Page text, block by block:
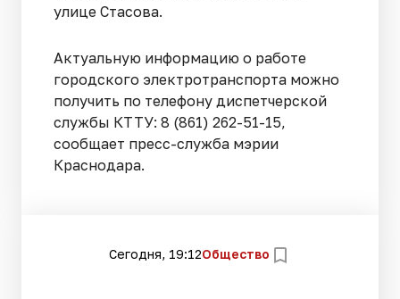
улице Стасова.
Актуальную информацию о работе
городского электротранспорта можно
получить по телефону диспетчерской
службы КТТУ: 8 (861) 262-51-15,
сообщает пресс-служба мэрии
Краснодара.
Сегодня, 19:12Общество